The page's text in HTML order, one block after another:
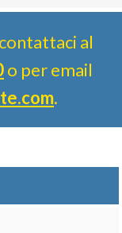
contattaci al
o per email
.